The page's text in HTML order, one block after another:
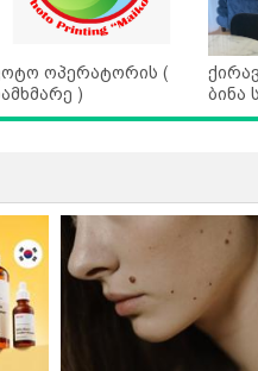
ოპერატორის (
)
ბინა